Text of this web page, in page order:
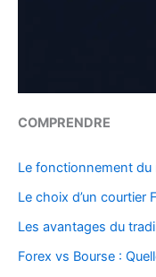
COMPRENDRE
Le fonctionnement du
Le choix d’un courtier
Les avantages du
Forex vs Bourse :